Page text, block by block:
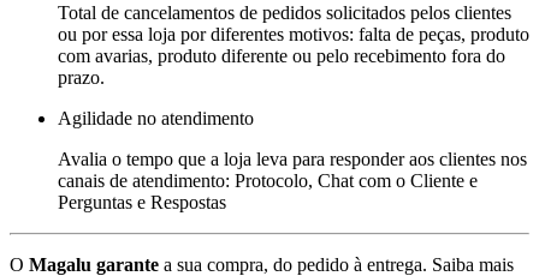
Total de cancelamentos de pedidos solicitados pelos clientes
ou por essa loja por diferentes motivos: falta de peças, produto
com avarias, produto diferente ou pelo recebimento fora do
prazo.
Agilidade no atendimento
Avalia o tempo que a loja leva para responder aos clientes nos
canais de atendimento: Protocolo, Chat com o Cliente e
Perguntas e Respostas
O Magalu garante a sua compra, do pedido à entrega. Saiba mais